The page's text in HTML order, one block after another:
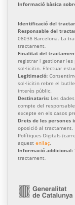
Informació bàsica
Identificació del
Responsable del
08038 Barcelona. La
tractament.
Finalitat del
registrar i gestionar les
sol·licitin. Efectuar
Legitimació:
sol·licitin rebre el
interès públic.
Destinataris: Les
compte del
excepte en els casos
Drets de les persones
oposició al tractament.
Polítiques Digitals
aquest enllaç.
Informació addicional:
tractament.